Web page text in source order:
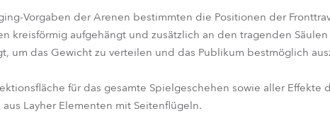
Vorgaben der Arenen bestimmten die Positionen der
kreisförmig aufgehängt und zusätzlich an den tragenden
um das Gewicht zu verteilen und das Publikum bestmöglich
für das gesamte Spielgeschehen sowie aller
aus Layher Elementen mit Seitenflügeln.